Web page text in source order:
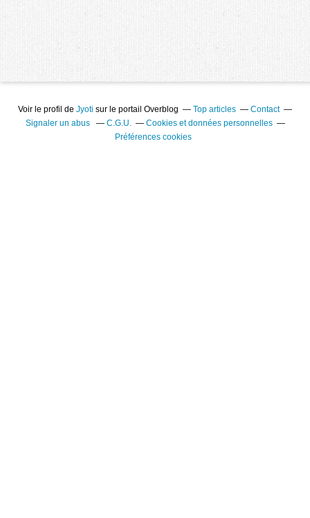
Voir le profil de Jyoti sur le portail Overblog Top articles
Contact
Signaler un abus
C.G.U.
Cookies et données personnelles
Préférences cookies